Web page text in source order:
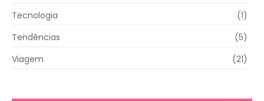
Tecnologia
(1)
Tendências
(5)
Viagem
(21)